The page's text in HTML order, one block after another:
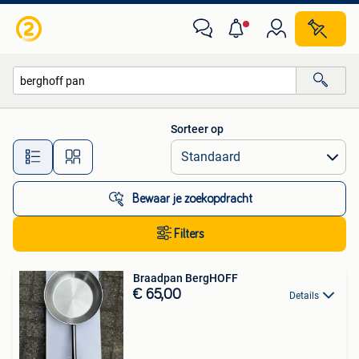
Alle afstanden…
Sorteer op
Bewaar je zoekopdracht
Filters
Braadpan BergHOFF
€ 65,00 Details